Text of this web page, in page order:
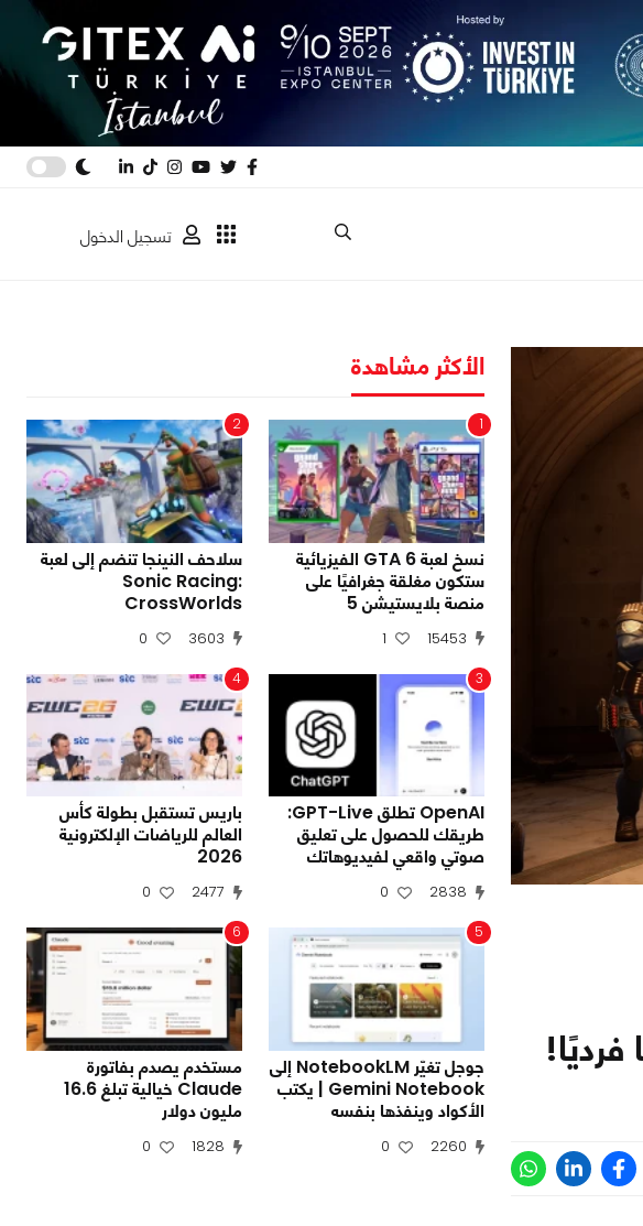
تسجيل الدخول
الأكثر مشاهدة
1
نسخ لعبة GTA 6 الفيزيائية
ستكون مغلقة جغرافيًا على
منصة بلايستيشن 5
15453
1
2
سلاحف النينجا تنضم إلى لعبة
Sonic Racing:
CrossWorlds
3603
0
3
OpenAI تطلق GPT-Live:
طريقك للحصول على تعليق
صوتي واقعي لفيديوهاتك
2838
0
4
باريس تستقبل بطولة كأس
العالم للرياضات الإلكترونية
2026
2477
0
5
جوجل تغيّر NotebookLM إلى
Gemini Notebook | يكتب
الأكواد وينفذها بنفسه
2260
0
6
مستخدم يصدم بفاتورة
Claude خيالية تبلغ 16.6
مليون دولار
1828
0